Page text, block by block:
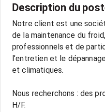
Description du
Notre client est une
de la maintenance du
professionnels et de
l’entretien et le
et climatiques.
Nous recherchons : des
H/F.